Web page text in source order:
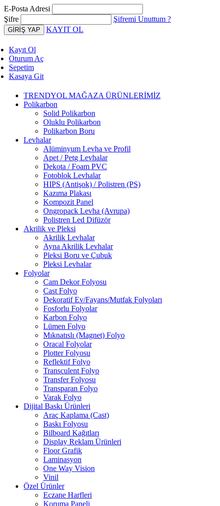
E-Posta Adresi
Şifre
Şifremi Unuttum ?
KAYIT OL
Kayıt Ol
Oturum Aç
Sepetim
Kasaya Git
TRENDYOL MAĞAZA ÜRÜNLERİMİZ
Polikarbon
Solid Polikarbon
Oluklu Polikarbon
Polikarbon Boru
Levhalar
Alüminyum Levha ve Profil
Apet / Petg Levhalar
Dekota / Foam PVC
Fotoblok Levhalar
HIPS (Antişok) / Polistren (PS)
Kazıma Plakası
Kompozit Panel
Ongropack Levha (Avrupa)
Polistren Led Difüzör
Akrilik ve Pleksi
Akrilik Levhalar
Ayna Akrilik Levhalar
Pleksi Boru ve Çubuk
Pleksi Levhalar
Folyolar
Cam Dekor Folyosu
Cast Folyo
Dekoratif Ev/Fayans/Mutfak Folyoları
Fosforlu Folyolar
Karbon Folyo
Lümen Folyo
Mıknatıslı (Magnet) Folyo
Oracal Folyolar
Plotter Folyosu
Reflektif Folyo
Transculent Folyo
Transfer Folyosu
Transparan Folyo
Varak Folyo
Dijital Baskı Ürünleri
Araç Kaplama (Cast)
Baskı Folyosu
Bilboard Kağıtları
Display Reklam Ürünleri
Floor Grafik
Laminasyon
One Way Vision
Vinil
Özel Ürünler
Eczane Harfleri
Koruma Paneli